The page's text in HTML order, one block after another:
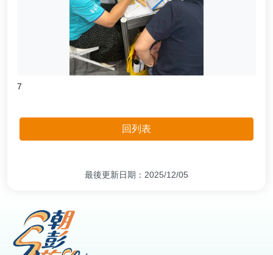
7
回列表
最後更新日期：2025/12/05